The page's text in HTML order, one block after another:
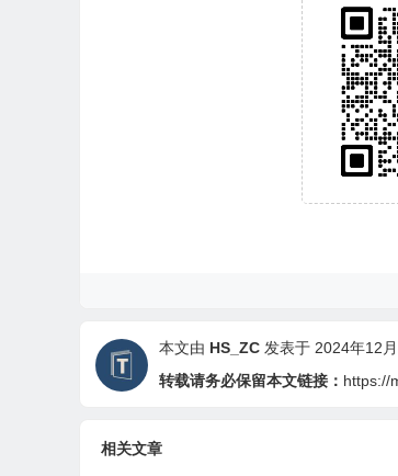
本文由 HS_ZC 发表于 2024年12
转载请务必保留本文链接： https://
相关文章